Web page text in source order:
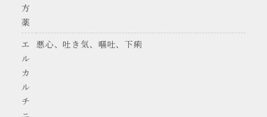
方
薬
エ
ル
カ
ル
チ
悪心、吐き気、嘔吐、下痢